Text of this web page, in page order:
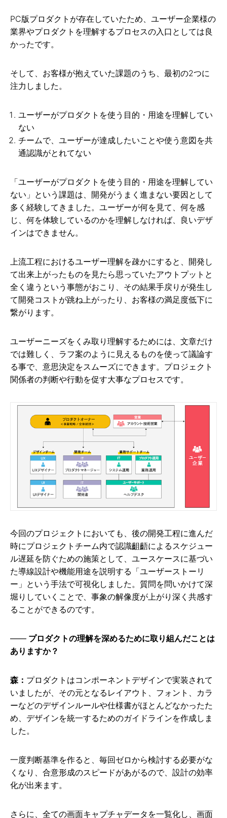
PC版プロダクトが存在していたため、ユーザー企業様の
業界やプロダクトを理解するプロセスの入口としては良
かったです。
そして、お客様が抱えていた課題のうち、最初の2つに
注力しました。
ユーザーがプロダクトを使う目的・用途を理解してい
ない
チームで、ユーザーが達成したいことや使う意図を共
通認識がとれてない
「ユーザーがプロダクトを使う目的・用途を理解してい
ない」という課題は、開発がうまく進まない要因として
多く経験してきました。ユーザーが何を見て、何を感
じ、何を体験しているのかを理解しなければ、良いデザ
インはできません。
上流工程におけるユーザー理解を疎かにすると、開発し
て出来上がったものを見たら思っていたアウトプットと
全く違うという事態がおこり、その結果手戻りが発生し
て開発コストが跳ね上がったり、お客様の満足度低下に
繋がります。
ユーザーニーズをくみ取り理解するためには、文章だけ
では難しく、ラフ案のように見えるものを使って議論す
る事で、意思決定をスムーズにできます。プロジェクト
関係者の判断や行動を促す大事なプロセスです。
今回のプロジェクトにおいても、後の開発工程に進んだ
時にプロジェクトチーム内で認識齟齬によるスケジュー
ル遅延を防ぐための施策として、ユースケースに基づい
た導線設計や機能用途を説明する「ユーザーストーリ
ー」という手法で可視化しました。質問を問いかけて深
堀りしていくことで、事象の解像度が上がり深く共感す
ることができるのです。
プロダクトの理解を深めるために取り組んだことは
ありますか？
森： プロダクトはコンポーネントデザインで実装されて
いましたが、その元となるレイアウト、フォント、カラ
ーなどのデザインルールや仕様書がほとんどなかったた
め、デザインを統一するためのガイドラインを作成しま
した。
一度判断基準を作ると、毎回ゼロから検討する必要がな
くなり、合意形成のスピードがあがるので、設計の効率
化が出来ます。
さらに、全ての画面キャプチャデータを一覧化し、画面